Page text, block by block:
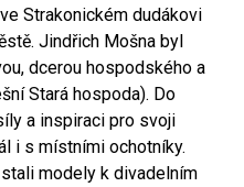
Strakonickém dudákovi
Jindřich Mošna byl
dcerou hospodského a
Stará hospoda). Do
a inspiraci pro svoji
i s místními ochotníky.
modely k divadelním